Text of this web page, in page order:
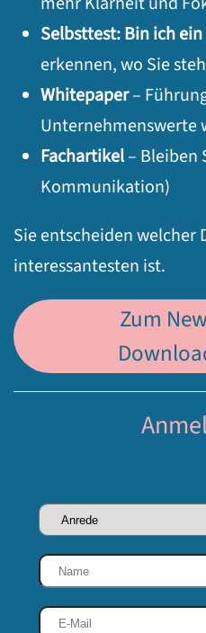
Selbsttest: Bin ich
erkennen, wo Sie
Whitepaper–
Unternehmenswerte
Fachartikel– Bleiben
Kommunikation)
Sie entscheiden welcher
interessantesten ist.
Zum